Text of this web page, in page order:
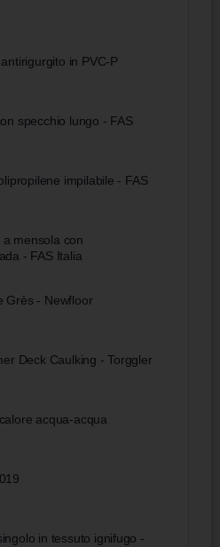
in PVC-P
specchio lungo - FAS
impilabile - FAS
a mensola con
- FAS Italia
Grès - Newfloor
Deck Caulking - Torggler
acqua-acqua
in tessuto ignifugo -